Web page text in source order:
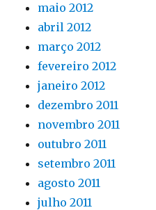
maio 2012
abril 2012
março 2012
fevereiro 2012
janeiro 2012
dezembro 2011
novembro 2011
outubro 2011
setembro 2011
agosto 2011
julho 2011